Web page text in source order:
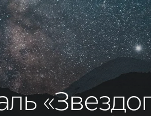
17°С
небольшой дождь